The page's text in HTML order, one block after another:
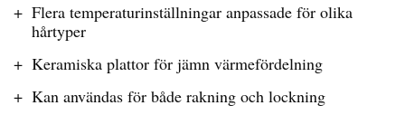
Flera temperaturinställningar anpassade för olika
hårtyper
Keramiska plattor för jämn värmefördelning
Kan användas för både rakning och lockning